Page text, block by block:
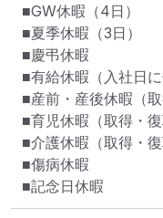
■GW休暇（4日）
■夏季休暇（3日）
■慶弔休暇
■有給休暇（入社日に
■産前・産後休暇（
■育児休暇（取得・復
■介護休暇（取得・復
■傷病休暇
■記念日休暇